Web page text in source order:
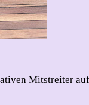
Mitstreiter